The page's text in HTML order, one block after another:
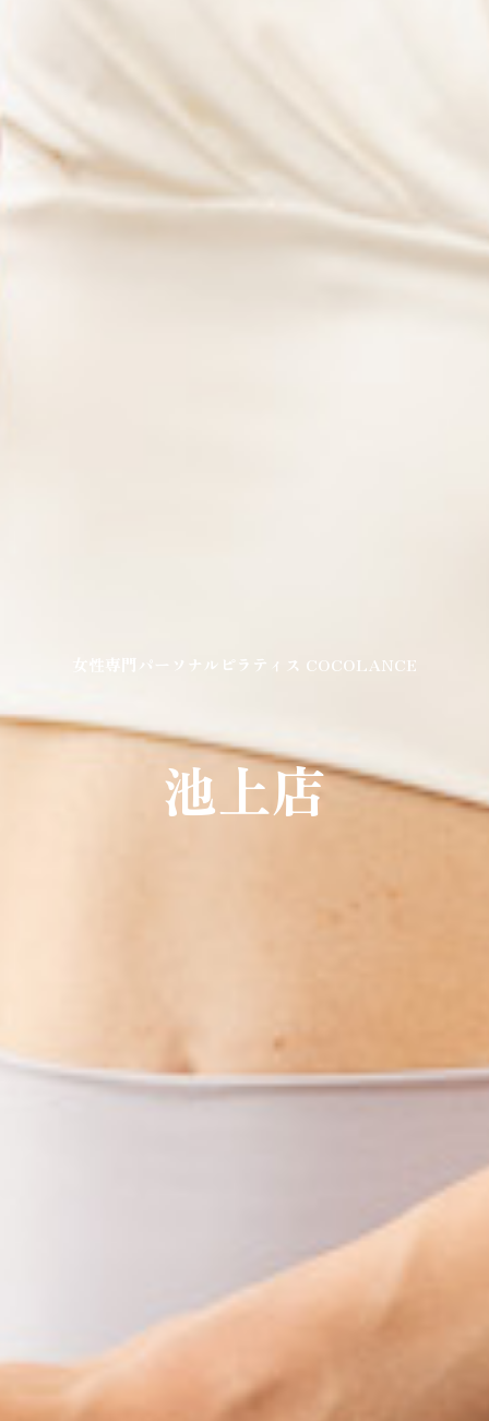
女性専門パーソナルピラティス COCOLANCE
池上店